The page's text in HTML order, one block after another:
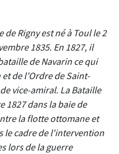
Rigny est né à Toul le 2
1835. En 1827, il
de Navarin ce qui
de l’Ordre de Saint-
vice-amiral. La Bataille
1827 dans la baie de
la flotte ottomane et
le cadre de l'intervention
lors de la guerre